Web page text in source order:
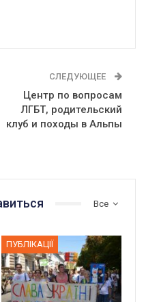
СЛЕДУЮЩЕЕ
Центр по вопросам
ЛГБТ, родительский
клуб и походы в Альпы
Все
ПУБЛІКАЦІЇ